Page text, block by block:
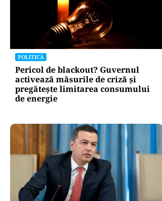
POLITICĂ
Pericol de blackout? Guvernul
activează măsurile de criză și
pregătește limitarea consumului
de energie